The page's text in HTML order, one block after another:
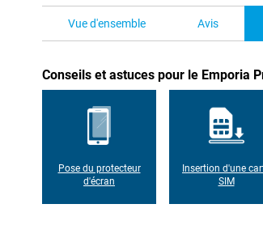
Vue d'ensemble Avis
Conseils et astuces pour le Emporia
Pose du protecteur
d'écran
Insertion d'une
SIM